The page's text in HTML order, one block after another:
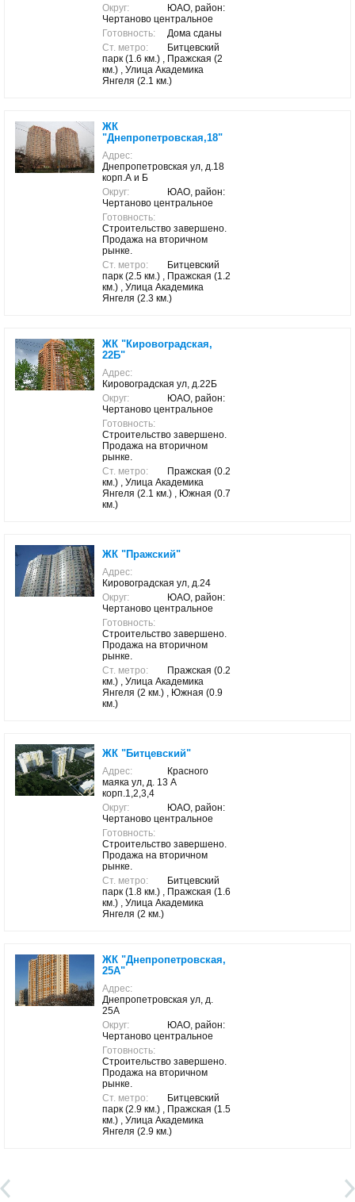
Округ:
ЮАО, район:
Чертаново центральное
Готовность:
Дома сданы
Ст. метро:
Битцевский
парк (1.6 км.) , Пражская (2
км.) , Улица Академика
Янгеля (2.1 км.)
ЖК
"Днепропетровская,18"
Адрес:
Днепропетровская ул, д.18
корп.А и Б
Округ:
ЮАО, район:
Чертаново центральное
Готовность:
Строительство завершено.
Продажа на вторичном
рынке.
Ст. метро:
Битцевский
парк (2.5 км.) , Пражская (1.2
км.) , Улица Академика
Янгеля (2.3 км.)
ЖК "Кировоградская,
22Б"
Адрес:
Кировоградская ул, д.22Б
Округ:
ЮАО, район:
Чертаново центральное
Готовность:
Строительство завершено.
Продажа на вторичном
рынке.
Ст. метро:
Пражская (0.2
км.) , Улица Академика
Янгеля (2.1 км.) , Южная (0.7
км.)
ЖК "Пражский"
Адрес:
Кировоградская ул, д.24
Округ:
ЮАО, район:
Чертаново центральное
Готовность:
Строительство завершено.
Продажа на вторичном
рынке.
Ст. метро:
Пражская (0.2
км.) , Улица Академика
Янгеля (2 км.) , Южная (0.9
км.)
ЖК "Битцевский"
Адрес:
Красного
маяка ул, д. 13 А
корп.1,2,3,4
Округ:
ЮАО, район:
Чертаново центральное
Готовность:
Строительство завершено.
Продажа на вторичном
рынке.
Ст. метро:
Битцевский
парк (1.8 км.) , Пражская (1.6
км.) , Улица Академика
Янгеля (2 км.)
ЖК "Днепропетровская,
25А"
Адрес:
Днепропетровская ул, д.
25А
Округ:
ЮАО, район:
Чертаново центральное
Готовность:
Строительство завершено.
Продажа на вторичном
рынке.
Ст. метро:
Битцевский
парк (2.9 км.) , Пражская (1.5
км.) , Улица Академика
Янгеля (2.9 км.)